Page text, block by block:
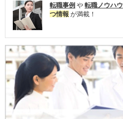
転職事例 や 転職ノウハウ
つ情報 が満載！